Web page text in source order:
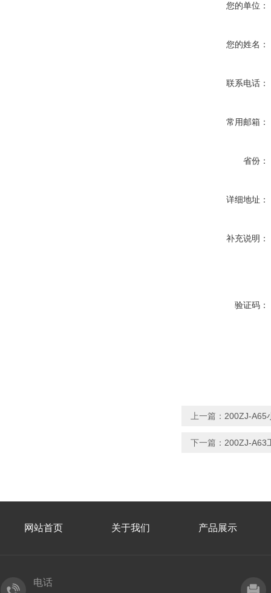
您的单位：
您的姓名：
联系电话：
常用邮箱：
省份：
详细地址：
补充说明：
验证码：
上一篇： 200ZJ-A65
下一篇： 200ZJ-A63
网站首页 关于我们 产品展示
电话